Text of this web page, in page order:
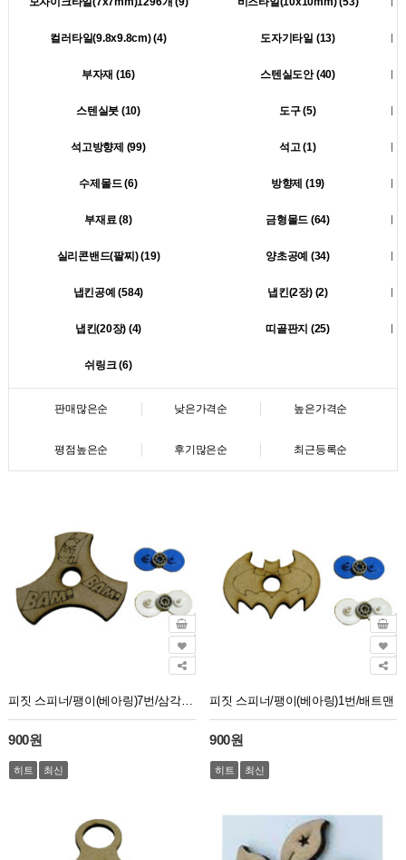
컬러타일(9.8x9.8cm) (4) 도자기타일 (13)
부자재 (16) 스텐실도안 (40)
스텐실붓 (10) 도구 (5)
석고방향제 (99) 석고 (1)
수제몰드 (6) 방향제 (19)
부재료 (8) 금형몰드 (64)
실리콘밴드(팔찌) (19) 양초공예 (34)
냅킨공예 (584) 냅킨(2장) (2)
냅킨(20장) (4) 띠골판지 (25)
쉬링크 (6)
판매많은순 낮은가격순 높은가격순
평점높은순 후기많은순 최근등록순
피짓 스피너/팽이(베아링)7번/삼각배트맨
900원
히트 최신
피짓 스피너/팽이(베아링)1번/배트맨
900원
히트 최신